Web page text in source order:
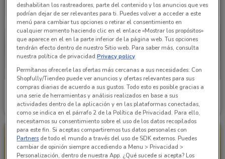
Bodega Aurrera
Caduca el 16/08 1.1 km
Bodega Aurrera
Caduca el 16/08
deshabilitan los rastreadores, parte del contenido y los anuncios que ves
podrían dejar de ser relevantes para ti. Puedes volver a acceder a este
menú para cambiar tus opciones o retirar el consentimiento en
cualquier momento haciendo clic en el enlace «Mostrar los propósitos»
que aparece en el en la parte inferior de la página web. Tus opciones
tendrán efecto dentro de nuestro Sitio web. Para saber más, consulta
nuestra política de privacidad.Privacy policy
Permítanos ofrecerle las ofertas más cercanas a sus necesidades: Con
Shopfully/Tiendeo puede ver anuncios y ofertas relevantes para sus
compras diarias de acuerdo a sus gustos. Todo esto es posible gracias a
una serie de herramientas y análisis realizados en base a sus
actividades dentro de la aplicación y en las plataformas conectadas,
como se indica en el párrafo 2 de la Política de Privacidad. Para ello,
necesitamos su consentimiento sobre el uso de los datos recopilados
para este fin. Si aceptas compartiremos tus datos personales con
Partners de todo el mundo a través del uso de SDK externos. Puedes
cambiar de opinión siempre accediendo a Menu > Privacidad >
Personalización, dentro de nuestra App. ¿Qué sucede si acepta? Los